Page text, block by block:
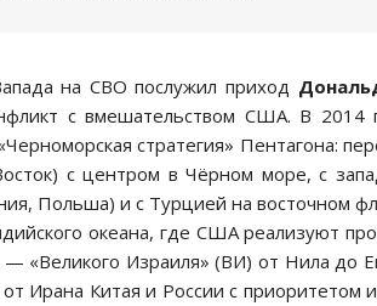
на СВО послужил приход
с вмешательством США. В 2014
стратегия» Пентагона:
с центром в Чёрном море, с
Польша) и с Турцией на восточном
океана, где США реализуют
«Великого Израиля» (ВИ) от Нила до
от Ирана Китая и России с